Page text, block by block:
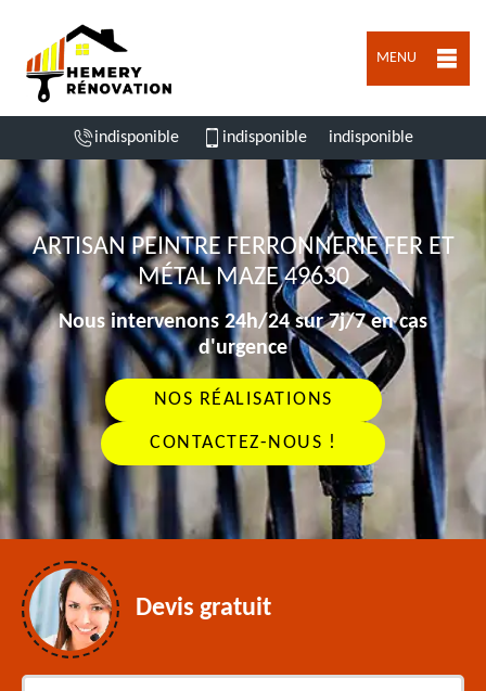
MENU
indisponible indisponible indisponible
ARTISAN PEINTRE FERRONNERIE FER ET
MÉTAL MAZE 49630
Nous intervenons 24h/24 sur 7j/7 en cas
d'urgence
NOS RÉALISATIONS
CONTACTEZ-NOUS !
Devis gratuit